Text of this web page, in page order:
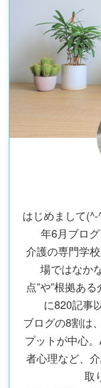
はじめまして
年6月ブロ
介護の専門学
場ではなか
点”や”根拠あ
に820記事
ブログの8割は
プットが中心
者心理など、
取